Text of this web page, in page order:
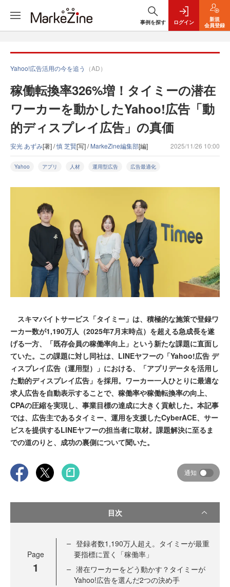
事例を探す ログイン
新規
会員登録
Yahoo!広告活用の今を追う （AD）
稼働転換率326%増！タイミーの潜在
ワーカーを動かしたYahoo!広告「動
的ディスプレイ広告」の真価
安光 あずみ[著] /慎 芝賢[写] /MarkeZine編集部[編] 2025/11/26 10:00
Yahoo アプリ 人材 運用型広告 広告最適化
スキマバイトサービス「タイミー」は、積極的な施策で登録ワ
ーカー数が1,190万人（2025年7月末時点）を超える急成長を遂
げる一方、「既存会員の稼働率向上」という新たな課題に直面し
ていた。この課題に対し同社は、LINEヤフーの「Yahoo!広告 デ
ィスプレイ広告（運用型）」における、「アプリデータを活用し
た動的ディスプレイ広告」を採用。ワーカー一人ひとりに最適な
求人広告を自動表示することで、稼働率や稼働転換率の向上、
CPAの圧縮を実現し、事業目標の達成に大きく貢献した。本記事
では、広告主であるタイミー、運用を支援したCyberACE、サー
ビスを提供するLINEヤフーの担当者に取材。課題解決に至るま
での道のりと、成功の裏側について聞いた。
通知
目次
Page
1
登録者数1,190万人超え。タイミーが最重
要指標に置く「稼働率」
潜在ワーカーをどう動かす？タイミーが
Yahoo!広告を選んだ2つの決め手